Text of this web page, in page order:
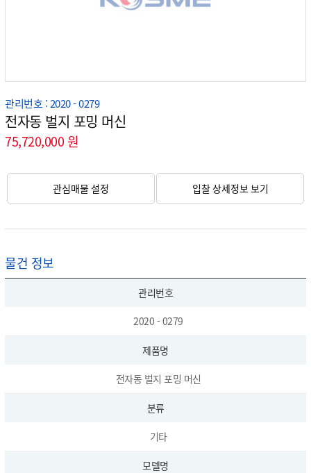
관리번호 : 2020 - 0279
전자동 벌지 포밍 머신
75,720,000 원
관심매물 설정 입찰 상세정보 보기
물건 정보
관리번호
2020 - 0279
제품명
전자동 벌지 포밍 머신
분류
기타
모델명